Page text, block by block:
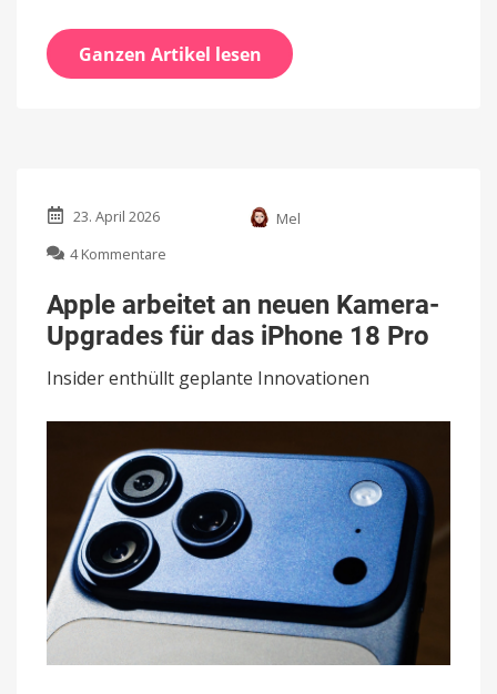
Ganzen Artikel lesen
23. April 2026
Mel
4 Kommentare
arbeitet
an
neuen
Upgrades
das
iPhone
18
Pro
Apple arbeitet an neuen Kamera-
Upgrades für das iPhone 18 Pro
Insider enthüllt geplante Innovationen